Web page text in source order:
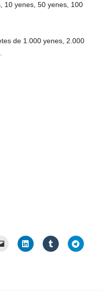
10 yenes, 50 yenes, 100
de 1.000 yenes, 2.000